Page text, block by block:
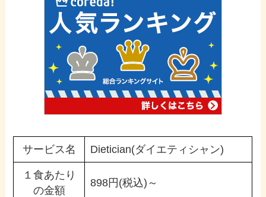
サービス名 Dietician(ダイエティシャン)
１食あたり
の金額
898円(税込)～